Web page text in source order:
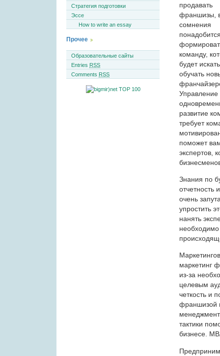
продавать
франшизы,
сомнения
команду,
будет
обучать
Управление
развитие
требует
поможет
экспертов,
Знания по
отчетность
очень
упростить
нанять
маркетинг
из-за
целевым
четкость и
франшизой
тактики
бизнесе.
Стратегия подготовки
Эссе
How to write an essay
Прочее
Образовательные сайты
Entries RSS
Comments RSS